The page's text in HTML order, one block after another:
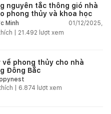
nguyên tắc thông gió nhà
phong thủy và khoa học
Minh
01/12/2025,
| 21.492 lượt xem
về phong thủy cho nhà
Đông Bắc
| 6.874 lượt xem